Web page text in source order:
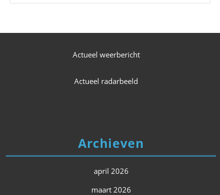
Actueel weerbericht
Actueel radarbeeld
Archieven
april 2026
maart 2026